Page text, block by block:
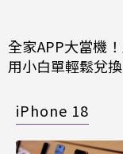
全家APP大當機
用小白單輕鬆兌換
iPhone 18